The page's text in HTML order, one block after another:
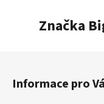
Značka
Informace pro